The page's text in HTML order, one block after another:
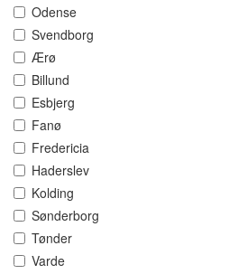
Odense
Svendborg
Ærø
Billund
Esbjerg
Fanø
Fredericia
Haderslev
Kolding
Sønderborg
Tønder
Varde